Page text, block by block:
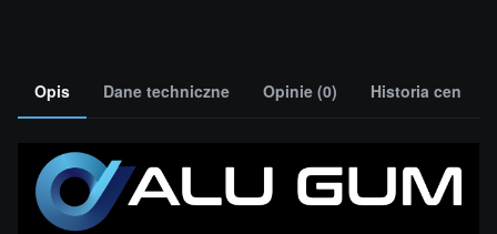
Opis Dane techniczne Opinie (0) Historia cen